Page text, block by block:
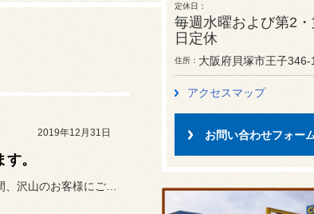
2019年12月31日
。
定休日
毎週水曜および第2
日定休
住所 大阪府貝塚市王子346-1
アクセスマップ
お問い合わせフォー